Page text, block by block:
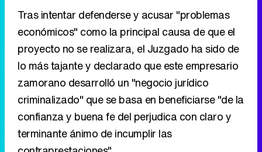
criminalizado" que se basa en beneficiarse "de la
confianza y buena fe del perjudica con claro y
terminante ánimo de incumplir las
contraprestaciones".